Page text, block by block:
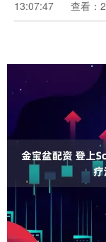
13:07:47
查看：